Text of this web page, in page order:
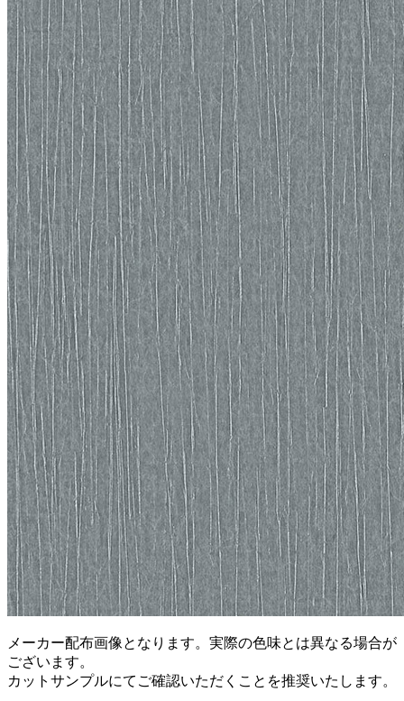
メーカー配布画像となります。実際の色味とは異なる場合が
ございます。
カットサンプルにてご確認いただくことを推奨いたします。